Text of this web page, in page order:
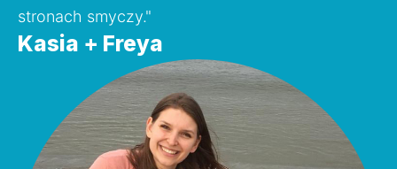
Kasia + Freya
stronach smyczy."